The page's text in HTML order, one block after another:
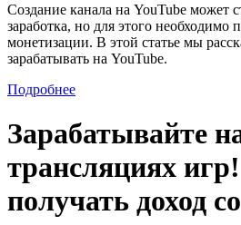
Создание канала на YouTube может
заработка, но для этого необходимо
монетизации. В этой статье мы
зарабатывать на YouTube.
Подробнее
Зарабатывайте
трансляциях
получать доход